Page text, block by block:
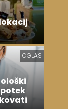
lokacij
OGLAS